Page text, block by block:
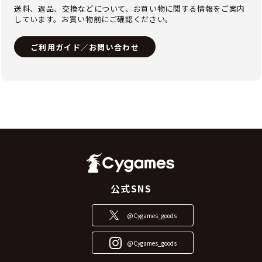
送料、返品、交換などについて、お買い物に関する情報をご案内
しています。お買い物前にご確認ください。
ご利用ガイド／お問い合わせ
公式SNS
@Cygames_goods
@Cygames_goods